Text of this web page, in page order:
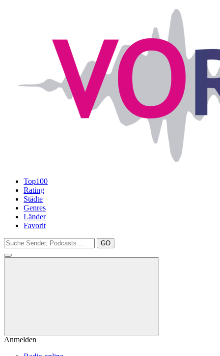
Top100
Rating
Städte
Genres
Länder
Favorit
GO
Anmelden